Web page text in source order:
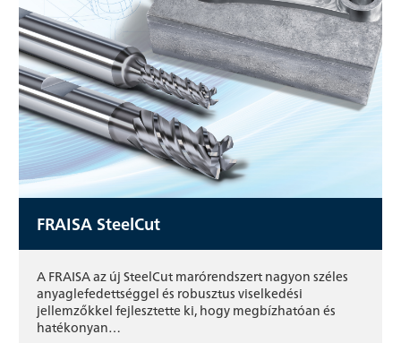
FRAISA SteelCut
A FRAISA az új SteelCut marórendszert nagyon széles
anyaglefedettséggel és robusztus viselkedési
jellemzőkkel fejlesztette ki, hogy megbízhatóan és
hatékonyan…